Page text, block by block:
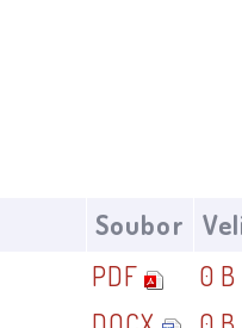
Soubor
PDF
0 B